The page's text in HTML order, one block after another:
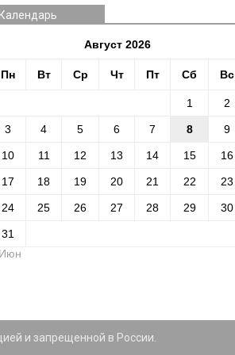
Календарь
Август 2026
Пн Вт Ср Чт Пт Сб Вс
1 2
3 4 5 6 7 8 9
10 11 12 13 14 15 16
17 18 19 20 21 22 23
24 25 26 27 28 29 30
31
и запрещенной в России.